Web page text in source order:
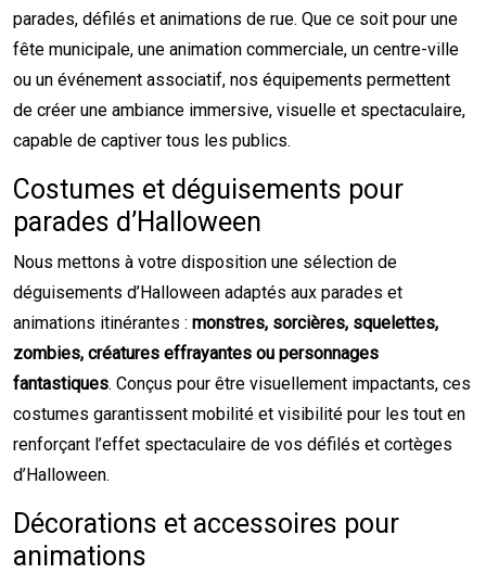
parades, défilés et animations de rue. Que ce soit pour une
fête municipale, une animation commerciale, un centre-ville
ou un événement associatif, nos équipements permettent
de créer une ambiance immersive, visuelle et spectaculaire,
capable de captiver tous les publics.
Costumes et déguisements pour
parades d’Halloween
Nous mettons à votre disposition une sélection de
déguisements d’Halloween adaptés aux parades et
animations itinérantes : monstres, sorcières, squelettes,
zombies, créatures effrayantes ou personnages
fantastiques. Conçus pour être visuellement impactants, ces
costumes garantissent mobilité et visibilité pour les tout en
renforçant l’effet spectaculaire de vos défilés et cortèges
d’Halloween.
Décorations et accessoires pour
animations